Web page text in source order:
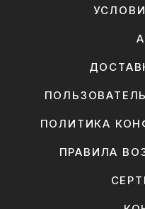
ПОЛИТИКА
ПРАВИЛА